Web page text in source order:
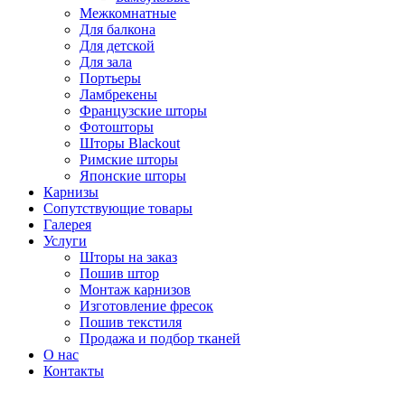
Межкомнатные
Для балкона
Для детской
Для зала
Портьеры
Ламбрекены
Французские шторы
Фотошторы
Шторы Blackout
Римские шторы
Японские шторы
Карнизы
Сопутствующие товары
Галерея
Услуги
Шторы на заказ
Пошив штор
Монтаж карнизов
Изготовление фресок
Пошив текстиля
Продажа и подбор тканей
О нас
Контакты